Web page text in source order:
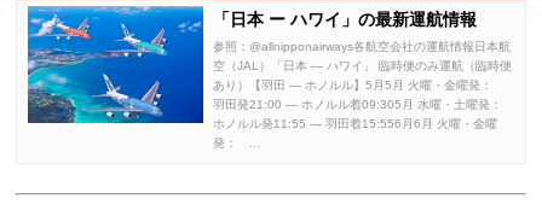
「日本 ー ハワイ」の最新運航情報
参照：@allnipponairways各航空会社の運航情報日本航
空（JAL）「日本 ― ハワイ」 臨時便のみ運航（臨時便
あり）【羽田 ― ホノルル】5月5月 火曜・金曜発：
羽田発21:00 ― ホノルル着09:305月 水曜・土曜発：
ホノルル発11:55 ― 羽田着15:556月6月 火曜・金曜
発： ...